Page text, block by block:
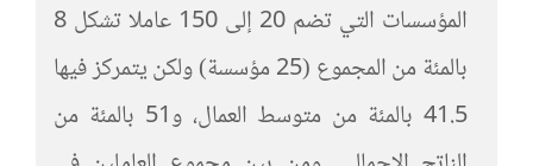
المؤسسات التي تضم 20 إلى 150 عاملا تشكل 8
بالمئة من المجموع (25 مؤسسة) ولكن يتمركز فيها
41.5 بالمئة من متوسط العمال، و51 بالمئة من